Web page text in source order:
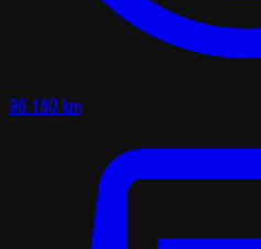
96 180 km